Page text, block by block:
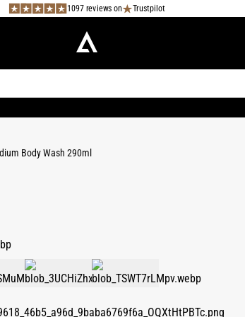
1097 reviews on Trustpilot
Body Wash 290ml